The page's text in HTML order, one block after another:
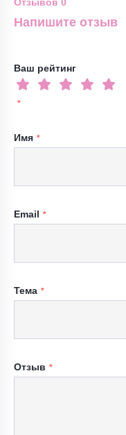
Напишите отзыв
Ваш рейтинг
Имя
Email
Тема
Отзыв